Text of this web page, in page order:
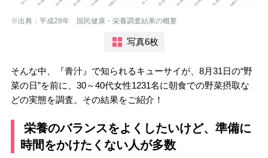
※出典：平成28年 国民健康・栄養調査結果の概要
写真6枚
そんな中、『青汁』で知られるキューサイが、8月31日の“野
菜の日”を前に、30～40代女性1231名に朝食での野菜摂取な
どの実態を調査。その結果をご紹介！
栄養のバランスをよくしたいけど、準備に
時間をかけたくない人が多数